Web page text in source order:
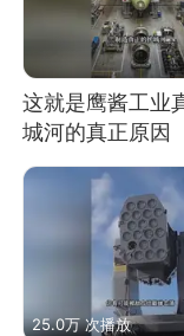
这就是鹰酱工业
城河的真正原因
25.0万 次播放